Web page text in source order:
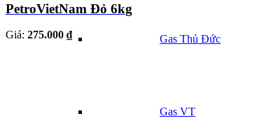
Gas Thủ Đức
Gas VT
PetroVietNam Đỏ 6kg
Giá: 275.000 ₫